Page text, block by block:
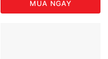
MUA NGAY